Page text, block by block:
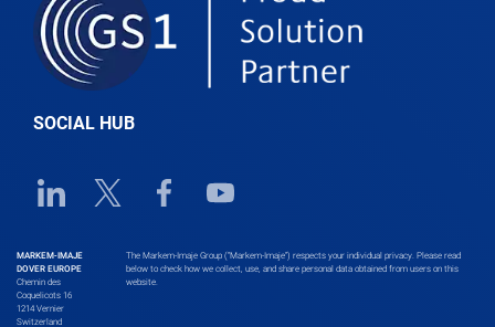
Belgium
Belize
Bolivia
SOCIAL HUB
Linkedin URL link
Twitter URL linkFacebook URL link
Youtube URL link
MARKEM-IMAJE
DOVER EUROPE
Chemin des
Coquelicots 16
1214 Vernier
Switzerland
The Markem-Imaje Group (“Markem-Imaje”) respects your individual privacy. Please read
below to check how we collect, use, and share personal data obtained from users on this
website.